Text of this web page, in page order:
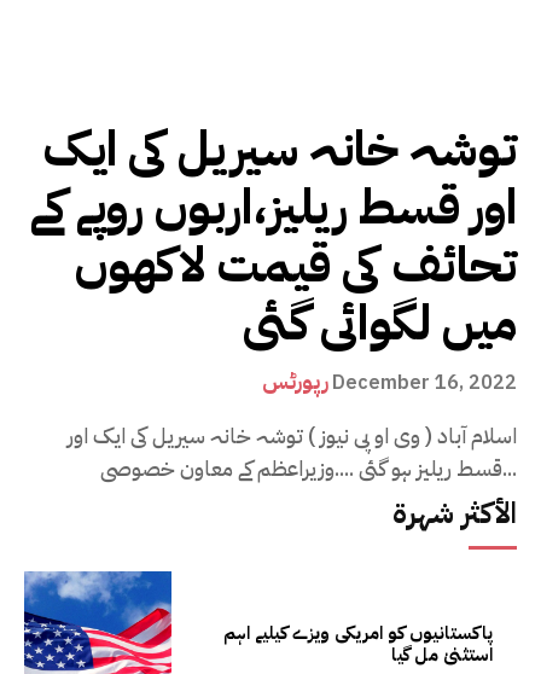
توشہ خانہ سیریل کی ایک
اور قسط ریلیز،اربوں روپے کے
تحائف کی قیمت لاکھوں
میں لگوائی گئی
رپورٹسDecember 16, 2022
اسلام آباد ( وی او پی نیوز ) توشہ خانہ سیریل کی ایک اور
قسط ریلیز ہو گئی ....وزیراعظم کے معاون خصوصی...
الأكثر شهرة
پاکستانیوں کو امریکی ویزے کیلیے اہم
استثنیٰ مل گیا